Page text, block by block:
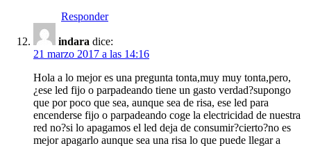
Responder
indara dice:
21 marzo 2017 a las 14:16
Hola a lo mejor es una pregunta tonta,muy muy tonta,pero,
¿ese led fijo o parpadeando tiene un gasto verdad?supongo
que por poco que sea, aunque sea de risa, ese led para
encenderse fijo o parpadeando coge la electricidad de nuestra
red no?si lo apagamos el led deja de consumir?cierto?no es
mejor apagarlo aunque sea una risa lo que puede llegar a